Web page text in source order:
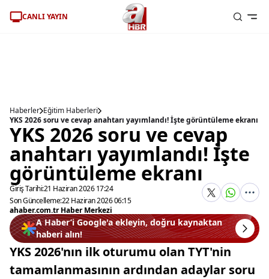
CANLI YAYIN
Haberler Eğitim Haberleri
YKS 2026 soru ve cevap anahtarı yayımlandı! İşte görüntüleme ekranı
YKS 2026 soru ve cevap
anahtarı yayımlandı! İşte
görüntüleme ekranı
Giriş Tarihi:21 Haziran 2026 17:24
Son Güncelleme:22 Haziran 2026 06:15
ahaber.com.tr Haber Merkezi
A Haber’i Google'a ekleyin, doğru kaynaktan
haberi alın!
YKS 2026'nın ilk oturumu olan TYT'nin
tamamlanmasının ardından adaylar soru